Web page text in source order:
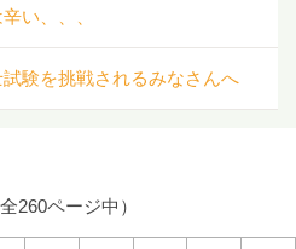
い、、、
験を挑戦されるみなさんへ
260ページ中）